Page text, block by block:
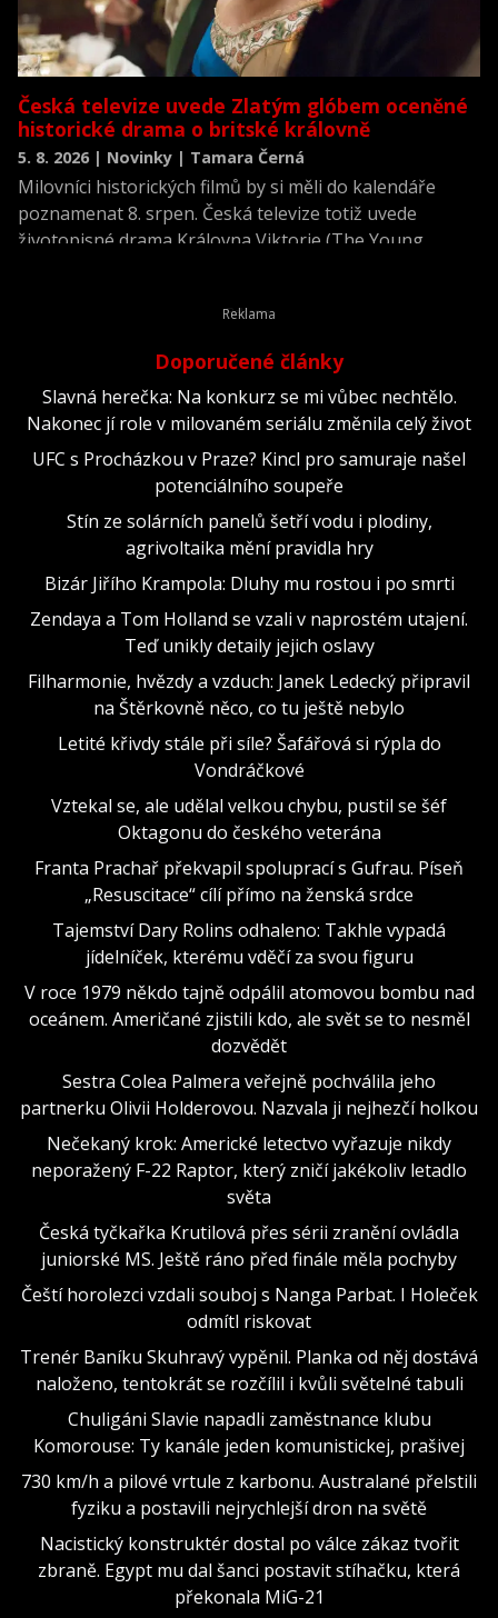
Česká televize uvede Zlatým glóbem oceněné
historické drama o britské královně
5. 8. 2026 | Novinky | Tamara Černá
Milovníci historických filmů by si měli do kalendáře
poznamenat 8. srpen. Česká televize totiž uvede
životopisné drama Královna Viktorie (The Young
Doporučené články
Slavná herečka: Na konkurz se mi vůbec nechtělo.
Nakonec jí role v milovaném seriálu změnila celý život
UFC s Procházkou v Praze? Kincl pro samuraje našel
potenciálního soupeře
Stín ze solárních panelů šetří vodu i plodiny,
agrivoltaika mění pravidla hry
Bizár Jiřího Krampola: Dluhy mu rostou i po smrti
Zendaya a Tom Holland se vzali v naprostém utajení.
Teď unikly detaily jejich oslavy
Filharmonie, hvězdy a vzduch: Janek Ledecký připravil
na Štěrkovně něco, co tu ještě nebylo
Letité křivdy stále při síle? Šafářová si rýpla do
Vondráčkové
Vztekal se, ale udělal velkou chybu, pustil se šéf
Oktagonu do českého veterána
Franta Prachař překvapil spoluprací s Gufrau. Píseň
„Resuscitace“ cílí přímo na ženská srdce
Tajemství Dary Rolins odhaleno: Takhle vypadá
jídelníček, kterému vděčí za svou figuru
V roce 1979 někdo tajně odpálil atomovou bombu nad
oceánem. Američané zjistili kdo, ale svět se to nesměl
dozvědět
Sestra Colea Palmera veřejně pochválila jeho
partnerku Olivii Holderovou. Nazvala ji nejhezčí holkou
Nečekaný krok: Americké letectvo vyřazuje nikdy
neporažený F-22 Raptor, který zničí jakékoliv letadlo
světa
Česká tyčkařka Krutilová přes sérii zranění ovládla
juniorské MS. Ještě ráno před finále měla pochyby
Čeští horolezci vzdali souboj s Nanga Parbat. I Holeček
odmítl riskovat
Trenér Baníku Skuhravý vypěnil. Planka od něj dostává
naloženo, tentokrát se rozčílil i kvůli světelné tabuli
Chuligáni Slavie napadli zaměstnance klubu
Komorouse: Ty kanále jeden komunistickej, prašivej
730 km/h a pilové vrtule z karbonu. Australané přelstili
fyziku a postavili nejrychlejší dron na světě
Nacistický konstruktér dostal po válce zákaz tvořit
zbraně. Egypt mu dal šanci postavit stíhačku, která
překonala MiG-21